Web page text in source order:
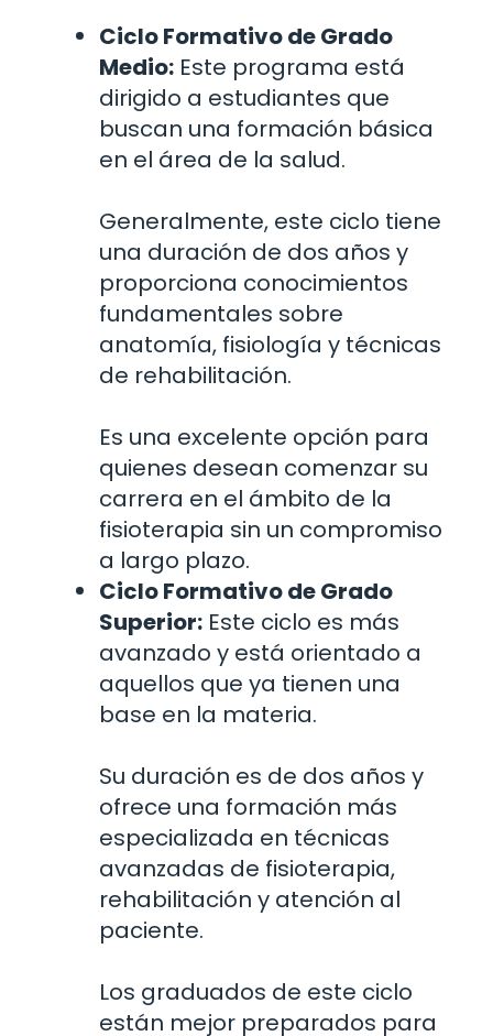
Ciclo Formativo de Grado
Medio: Este programa está
dirigido a estudiantes que
buscan una formación básica
en el área de la salud.
Generalmente, este ciclo tiene
una duración de dos años y
proporciona conocimientos
fundamentales sobre
anatomía, fisiología y técnicas
de rehabilitación.
Es una excelente opción para
quienes desean comenzar su
carrera en el ámbito de la
fisioterapia sin un compromiso
a largo plazo.
Ciclo Formativo de Grado
Superior: Este ciclo es más
avanzado y está orientado a
aquellos que ya tienen una
base en la materia.
Su duración es de dos años y
ofrece una formación más
especializada en técnicas
avanzadas de fisioterapia,
rehabilitación y atención al
paciente.
Los graduados de este ciclo
están mejor preparados para